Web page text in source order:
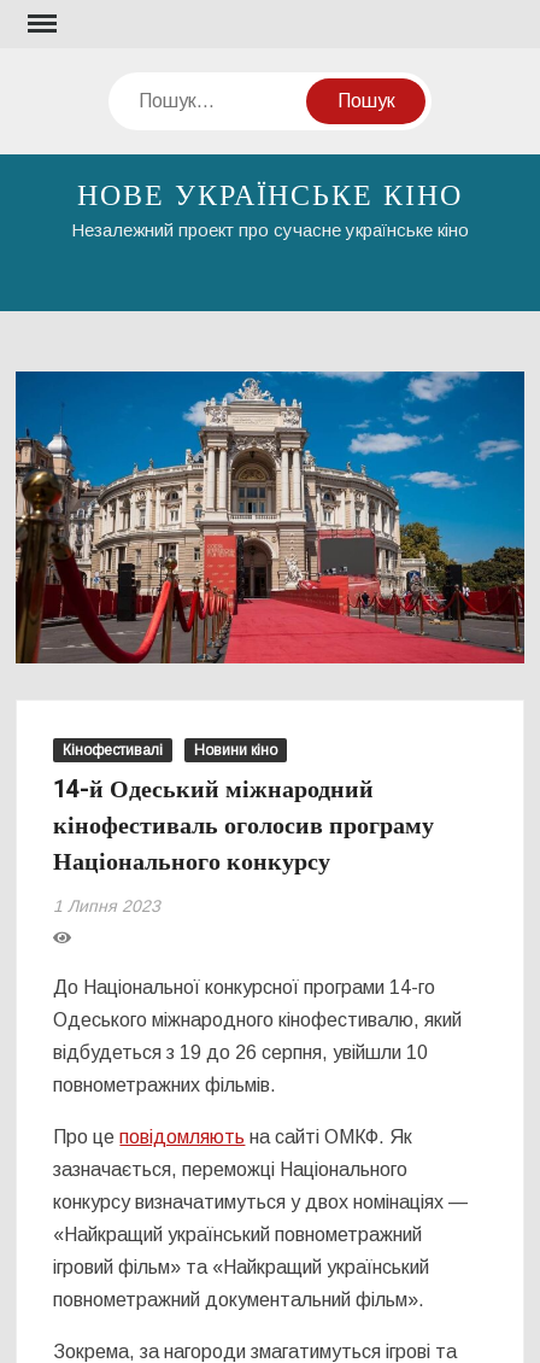
Перейти
Пошук
НОВЕ УКРАЇНСЬКЕ КІНО
Незалежний проект про сучасне українське кіно
Кінофестивалі Новини кіно
14-й Одеський міжнародний
кінофестиваль оголосив програму
Національного конкурсу
1 Липня 2023
До Національної конкурсної програми 14-го
Одеського міжнародного кінофестивалю, який
відбудеться з 19 до 26 серпня, увійшли 10
повнометражних фільмів.
Про цеповідомляють на сайті ОМКФ. Як
зазначається, переможці Національного
конкурсу визначатимуться у двох номінаціях —
«Найкращий український повнометражний
ігровий фільм» та «Найкращий український
повнометражний документальний фільм».
Зокрема, за нагороди змагатимуться ігрові та